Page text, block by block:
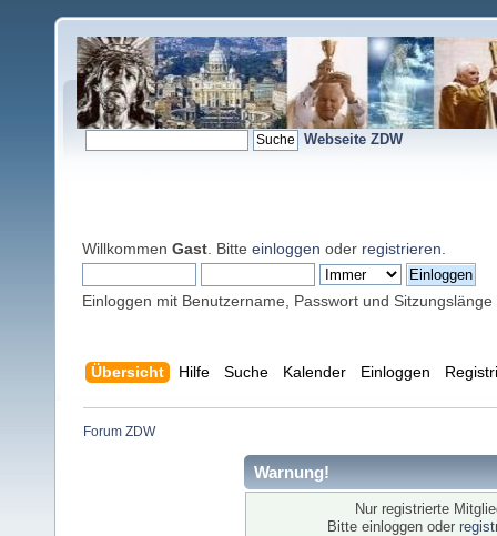
Webseite ZDW
Willkommen Gast . Bitte einloggen oder registrieren
Einloggen mit Benutzername, Passwort und Sitzungslänge
Übersicht Hilfe Suche Kalender Einloggen
Forum ZDW
Warnung!
Nur registrierte
Bitte einloggen oder